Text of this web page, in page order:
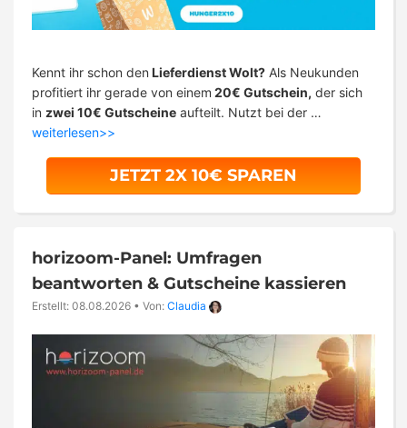
Kennt ihr schon den Lieferdienst Wolt? Als Neukunden
profitiert ihr gerade von einem 20€ Gutschein, der sich
in zwei 10€ Gutscheine aufteilt. Nutzt bei der …
weiterlesen>>
JETZT 2X 10€ SPAREN
horizoom-Panel: Umfragen
beantworten & Gutscheine kassieren
Erstellt: 08.08.2026 • Von: Claudia